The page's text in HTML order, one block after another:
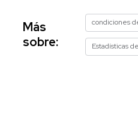
Más
sobre:
condiciones
Estadísticas